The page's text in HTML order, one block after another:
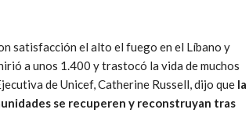
satisfacción el alto el fuego en el Líbano y
a unos 1.400 y trastocó la vida de muchos
de Unicef, Catherine Russell, dijo que la
se recuperen y reconstruyan tras